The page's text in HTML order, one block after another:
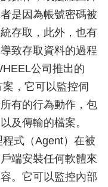
是因為帳號密碼被
存取，此外，也有
致存取資料的過程
公司推出的
，它可以監控伺
有的行為動作，包
及傳輸的檔案。
式（Agent）在被
端安裝任何軟體來
。它可以監控內部